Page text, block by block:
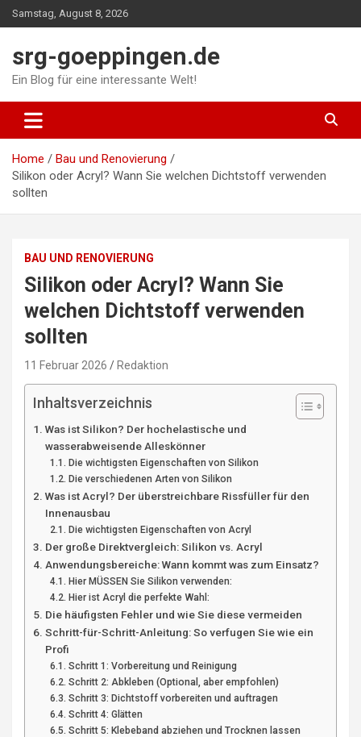
Skip
to
Samstag, August 8, 2026
srg-goeppingen.de
Ein Blog für eine interessante Welt!
Home
Bau und Renovierung
Silikon oder Acryl? Wann Sie welchen Dichtstoff verwenden
sollten
BAU UND RENOVIERUNG
Silikon oder Acryl? Wann Sie
welchen Dichtstoff verwenden
sollten
11 Februar 2026 Redaktion
Inhaltsverzeichnis
Was ist Silikon? Der hochelastische und
wasserabweisende Alleskönner
Die wichtigsten Eigenschaften von Silikon
Die verschiedenen Arten von Silikon
Was ist Acryl? Der überstreichbare Rissfüller für den
Innenausbau
Die wichtigsten Eigenschaften von Acryl
Der große Direktvergleich: Silikon vs. Acryl
Anwendungsbereiche: Wann kommt was zum Einsatz?
Hier MÜSSEN Sie Silikon verwenden:
Hier ist Acryl die perfekte Wahl:
Die häufigsten Fehler und wie Sie diese vermeiden
Schritt-für-Schritt-Anleitung: So verfugen Sie wie ein
Profi
Schritt 1: Vorbereitung und Reinigung
Schritt 2: Abkleben (Optional, aber empfohlen)
Schritt 3: Dichtstoff vorbereiten und auftragen
Schritt 4: Glätten
Schritt 5: Klebeband abziehen und Trocknen lassen